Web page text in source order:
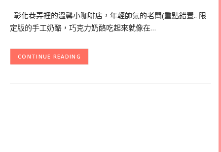
彰化巷弄裡的溫馨小咖啡店，年輕帥氣的老闆(重點錯置.. 限
定版的手工奶酪，巧克力奶酪吃起來就像在…
CONTINUE READING